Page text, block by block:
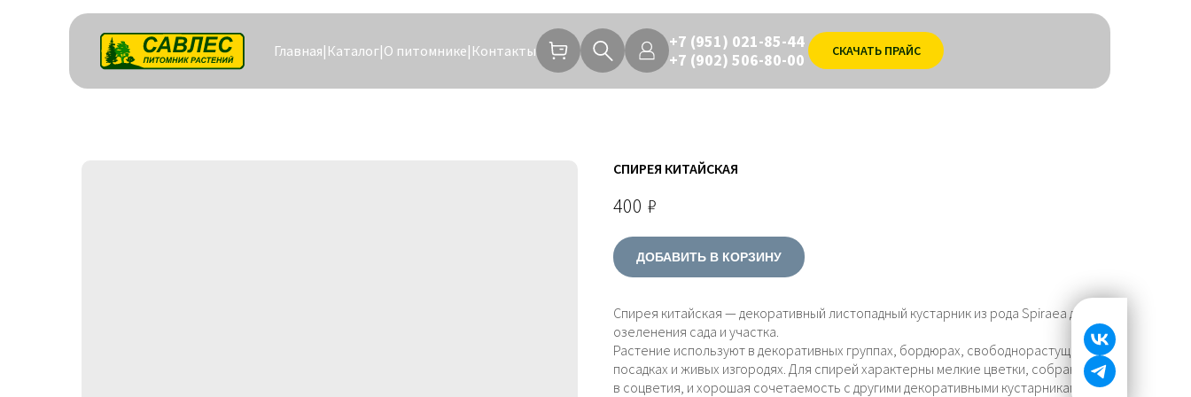
Главная| Каталог|О питомнике| Контакты
+7 (951) 021-85-44
+7 (902) 506-80-00
СКАЧАТЬ ПРАЙС
СПИРЕЯ КИТАЙСКАЯ
400 ₽
ДОБАВИТЬ В КОРЗИНУ
Спирея китайская — декоративный листопадный кустарник из рода Spiraea для
озеленения сада и участка.
Растение используют в декоративных группах, бордюрах, свободнорастущих
посадках и живых изгородях. Для спирей характерны мелкие цветки, собранные
в соцветия, и хорошая сочетаемость с другими декоративными кустарниками.